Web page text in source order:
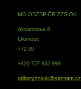
MO OSZSP ČR ZZS OK
Aksamitova 8
Olomouc
772 00
+420 737 932 999
odboryzzsok@seznam.cz